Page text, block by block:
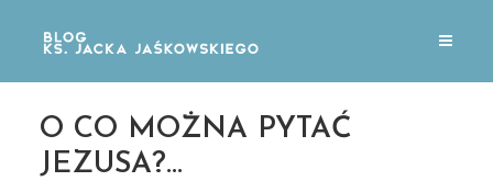
O CO MOŻNA PYTAĆ
JEZUSA?…